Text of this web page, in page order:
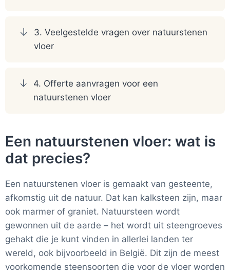
3. Veelgestelde vragen over natuurstenen
vloer
4. Offerte aanvragen voor een
natuurstenen vloer
Een natuurstenen vloer: wat is
dat precies?
Een natuurstenen vloer is gemaakt van gesteente,
afkomstig uit de natuur. Dat kan kalksteen zijn, maar
ook marmer of graniet. Natuursteen wordt
gewonnen uit de aarde – het wordt uit steengroeves
gehakt die je kunt vinden in allerlei landen ter
wereld, ook bijvoorbeeld in België. Dit zijn de meest
voorkomende steensoorten die voor de vloer worden